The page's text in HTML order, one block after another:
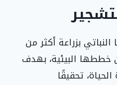
بزراعة أكثر من
خططها البيئية، بهدف
تحقيقًا